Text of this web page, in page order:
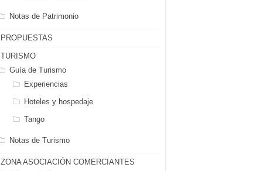
Notas de Patrimonio
PROPUESTAS
TURISMO
Guía de Turismo
Experiencias
Hoteles y hospedaje
Tango
Notas de Turismo
ZONA ASOCIACIÓN COMERCIANTES